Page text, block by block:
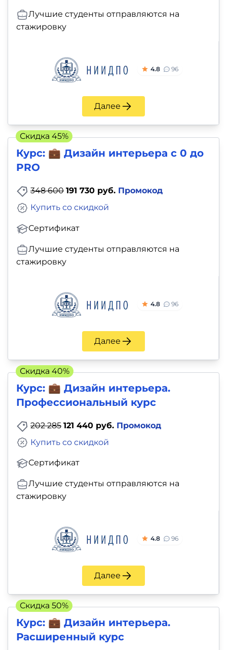
Лучшие студенты отправляются на
стажировку
4.8 96
Далее
Курс: 💼 Дизайн интерьера с 0 до
PRO
348 600 191 730 руб. Промокод
Сертификат
Купить со скидкой
Лучшие студенты отправляются на
стажировку
4.8 96
Далее
Скидка 45%
Курс: 💼 Дизайн интерьера.
Профессиональный курс
202 285 121 440 руб. Промокод
Сертификат
Купить со скидкой
Лучшие студенты отправляются на
стажировку
4.8 96
Далее
Скидка 40%
Курс: 💼 Дизайн интерьера.
Расширенный курс
Скидка 50%